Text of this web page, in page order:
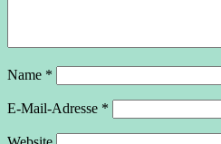
Name *
E-Mail-Adresse *